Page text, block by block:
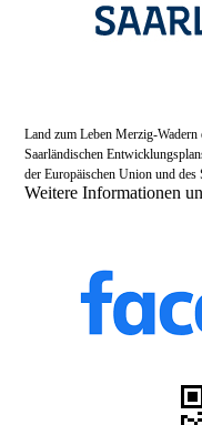
Land zum Leben Merzig-
Saarländischen
der Europäischen Union und des
Weitere Informationen